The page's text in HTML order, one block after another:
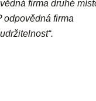
firma druhé
odpovědná firma